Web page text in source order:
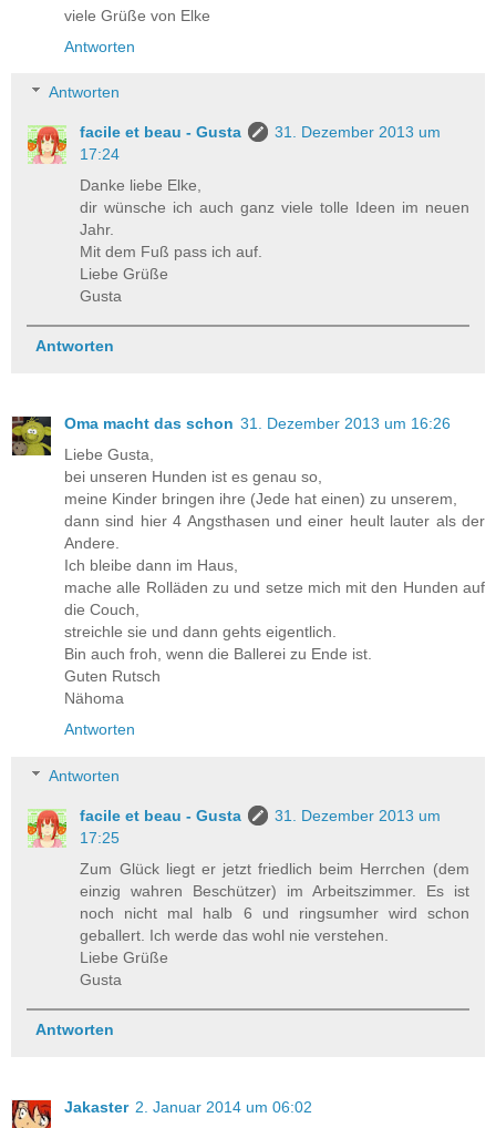
viele Grüße von Elke
Antworten
Antworten
facile et beau - Gusta
31. Dezember 2013 um
17:24
Danke liebe Elke,
dir wünsche ich auch ganz viele tolle Ideen im neuen
Jahr.
Mit dem Fuß pass ich auf.
Liebe Grüße
Gusta
Antworten
Oma macht das schon 31. Dezember 2013 um 16:26
Liebe Gusta,
bei unseren Hunden ist es genau so,
meine Kinder bringen ihre (Jede hat einen) zu unserem,
dann sind hier 4 Angsthasen und einer heult lauter als der
Andere.
Ich bleibe dann im Haus,
mache alle Rolläden zu und setze mich mit den Hunden auf
die Couch,
streichle sie und dann gehts eigentlich.
Bin auch froh, wenn die Ballerei zu Ende ist.
Guten Rutsch
Nähoma
Antworten
Antworten
facile et beau - Gusta
31. Dezember 2013 um
17:25
Zum Glück liegt er jetzt friedlich beim Herrchen (dem
einzig wahren Beschützer) im Arbeitszimmer. Es ist
noch nicht mal halb 6 und ringsumher wird schon
geballert. Ich werde das wohl nie verstehen.
Liebe Grüße
Gusta
Antworten
Jakaster 2. Januar 2014 um 06:02